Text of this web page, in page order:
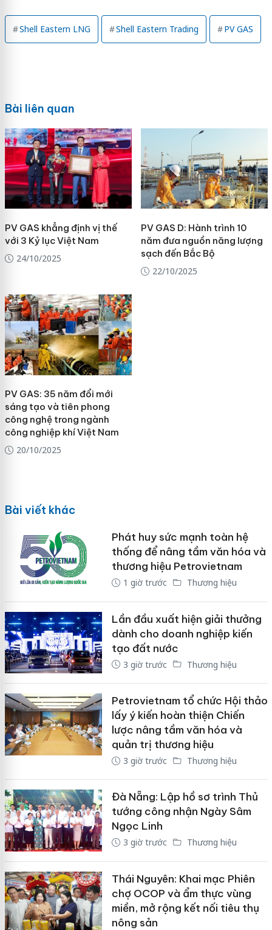
Shell Eastern LNG Shell Eastern Trading PV GAS
Bài liên quan
PV GAS khẳng định vị thế
với 3 Kỷ lục Việt Nam
24/10/2025
PV GAS D: Hành trình 10
năm đưa nguồn năng lượng
sạch đến Bắc Bộ
22/10/2025
PV GAS: 35 năm đổi mới
sáng tạo và tiên phong
công nghệ trong ngành
công nghiệp khí Việt Nam
20/10/2025
Bài viết khác
Phát huy sức mạnh toàn hệ
thống để nâng tầm văn hóa và
thương hiệu Petrovietnam
1 giờ trước Thương hiệu
Lần đầu xuất hiện giải thưởng
dành cho doanh nghiệp kiến
tạo đất nước
3 giờ trước Thương hiệu
Petrovietnam tổ chức Hội thảo
lấy ý kiến hoàn thiện Chiến
lược nâng tầm văn hóa và
quản trị thương hiệu
3 giờ trước Thương hiệu
Đà Nẵng: Lập hồ sơ trình Thủ
tướng công nhận Ngày Sâm
Ngọc Linh
3 giờ trước Thương hiệu
Thái Nguyên: Khai mạc Phiên
chợ OCOP và ẩm thực vùng
miền, mở rộng kết nối tiêu thụ
nông sản